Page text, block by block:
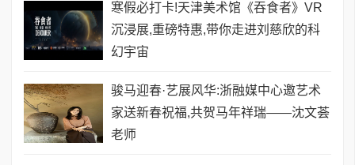
寒假必打卡!天津美术馆《吞食者》VR
沉浸展,重磅特惠,带你走进刘慈欣的科
幻宇宙
骏马迎春·艺展风华:浙融媒中心邀艺术
家送新春祝福,共贺马年祥瑞——沈文荟
老师